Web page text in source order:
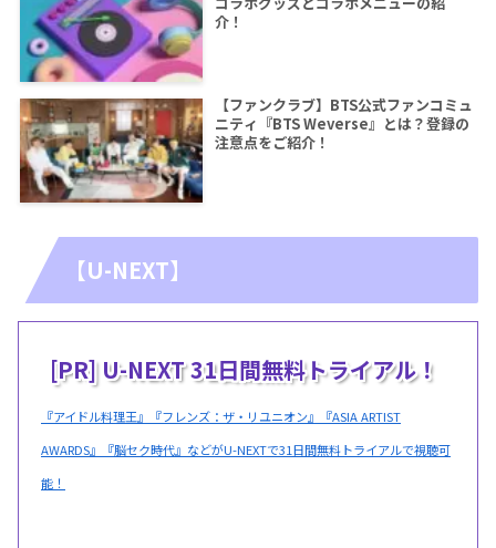
介！
【ファンクラブ】BTS公式ファンコミュ
ニティ『BTS Weverse』とは？登録の
注意点をご紹介！
【U-NEXT】
[PR] U-NEXT 31日間無料トライアル！
『アイドル料理王』『フレンズ：ザ・リユニオン』『ASIA ARTIST
AWARDS』『脳セク時代』などがU-NEXTで31日間無料トライアルで視聴可
能！